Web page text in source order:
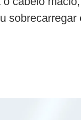
sobrecarregar